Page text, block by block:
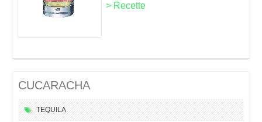
> Recette
CUCARACHA
TEQUILA